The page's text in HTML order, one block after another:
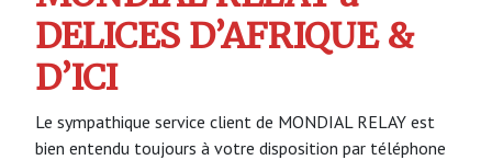
DELICES D’AFRIQUE &
D’ICI
Le sympathique service client de MONDIAL RELAY est
bien entendu toujours à votre disposition par téléphone